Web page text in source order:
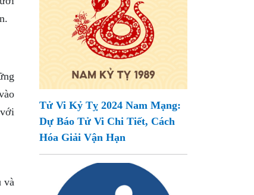
và
Tử Vi Kỷ Tỵ 2024 Nam Mạng:
Dự Báo Tử Vi Chi Tiết, Cách
Hóa Giải Vận Hạn